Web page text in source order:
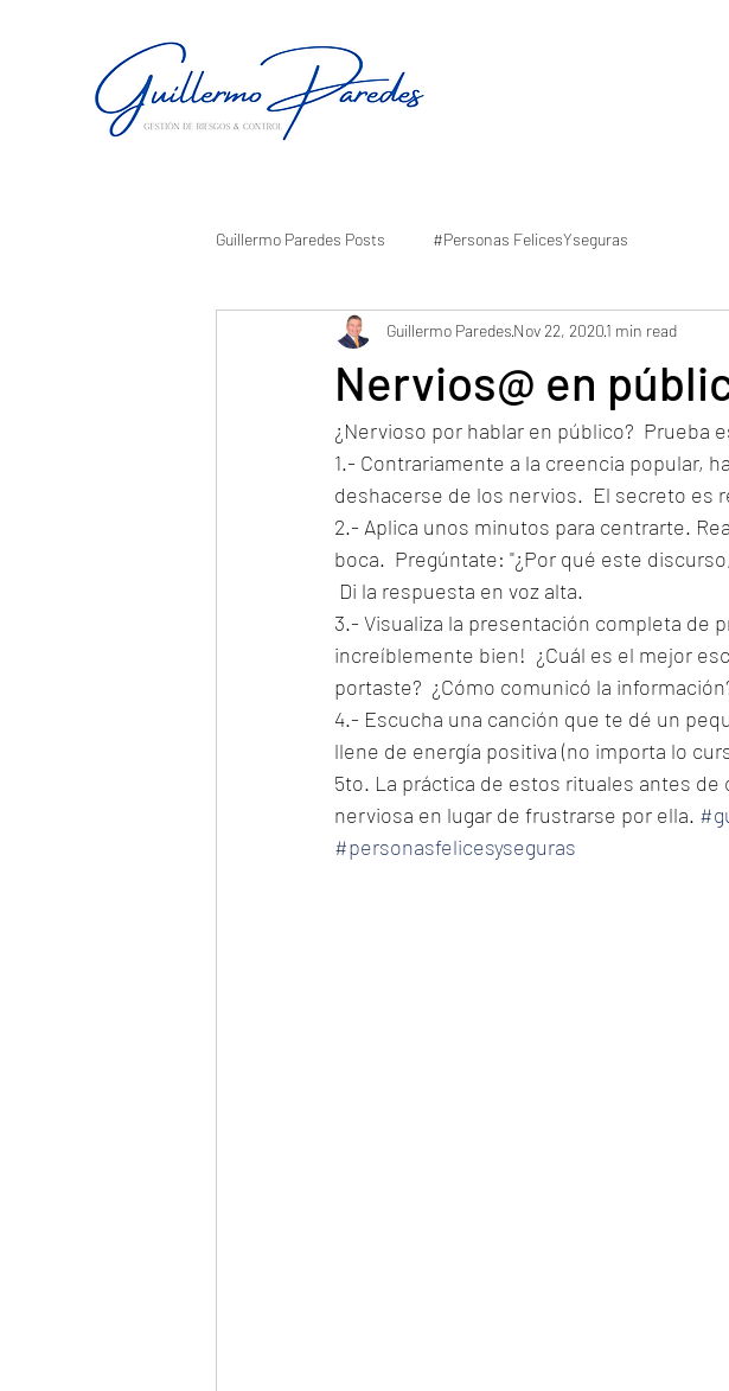
Guillermo Paredes Posts #Personas FelicesYseguras
Nervios@ en
Guillermo ParedesNov 22, 20201 min read
¿Nervioso por hablar en público?  Prueba
1.- Contrariamente a la creencia popular,
deshacerse de los nervios.  El secreto es
2.- Aplica unos minutos para centrarte.
boca.  Pregúntate: "¿Por qué este
Di la respuesta en voz alta.
3.- Visualiza la presentación completa de
increíblemente bien!  ¿Cuál es el mejor
portaste?  ¿Cómo comunicó la
4.- Escucha una canción que te dé un
llene de energía positiva (no importa lo
5to. La práctica de estos rituales antes
nerviosa en lugar de frustrarse por ella.
#personasfelicesyseguras